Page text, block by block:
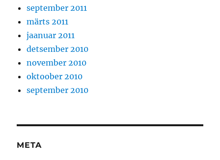
september 2011
märts 2011
jaanuar 2011
detsember 2010
november 2010
oktoober 2010
september 2010
META